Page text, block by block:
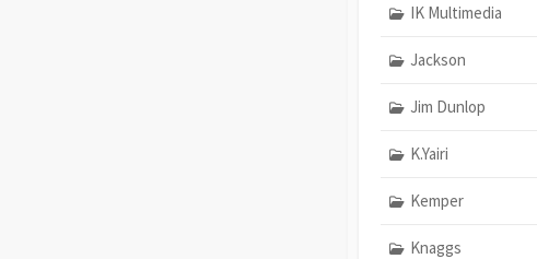
IK Multimedia
Jackson
Jim Dunlop
K.Yairi
Kemper
Knaggs